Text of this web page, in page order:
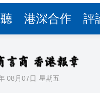
港深合作 評
08月07日 星期五
五組數據見證文儒沉香
帶動消費約18億元
計營收2.58萬億 利潤總